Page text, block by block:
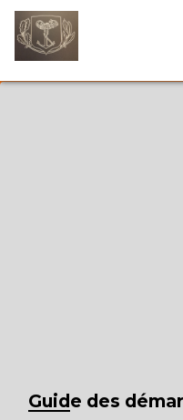
Guide des